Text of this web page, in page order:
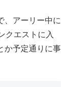
、アーリー中に
クエストに入
か予定通りに事